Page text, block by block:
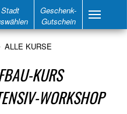
Stadt
Geschenk-
Gutschein
ALLE KURSE
KURS
WORKSHOP